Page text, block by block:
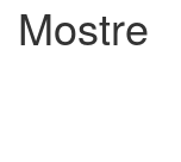
Mostre